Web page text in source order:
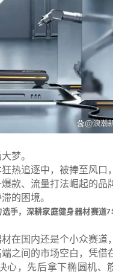
梦。
热追逐中，被捧至风口
款、流量打法崛起的品
的困境。
手，深耕家庭健身器材赛道7
在国内还是个小众赛道
之间的市场空白，凭借
心，先后拿下椭圆机、